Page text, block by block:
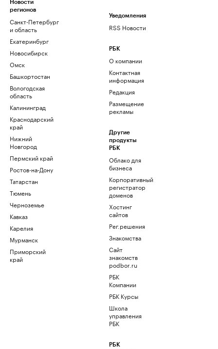
Новости
регионов
Санкт-Петербург
и область
Екатеринбург
Новосибирск
Омск
Башкортостан
Вологодская
область
Калининград
Краснодарский
край
Нижний
Новгород
Пермский край
Ростов-на-Дону
Татарстан
Тюмень
Черноземье
Кавказ
Карелия
Мурманск
Приморский
край
Уведомления
RSS Новости
РБК
О компании
Контактная
информация
Редакция
Размещение
рекламы
Другие
продукты
РБК
Облако для
бизнеса
Корпоративный
регистратор
доменов
Хостинг
сайтов
Рег.решения
Знакомства
Сайт
знакомств
podbor.ru
РБК
Компании
РБК Курсы
Школа
управления
РБК
РБК